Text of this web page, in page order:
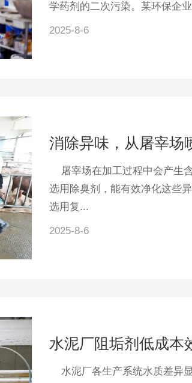
学药剂的二次污染。某环保企
2025-8-6
消除异味，从屠宰场
屠宰场在加工过程中会产生
选用除臭剂，能有效净化这些
选用复...
2025-8-6
水泥厂阻垢剂低成本
水泥厂各生产系统水质差异